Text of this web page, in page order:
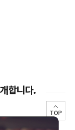
합니다.
TOP